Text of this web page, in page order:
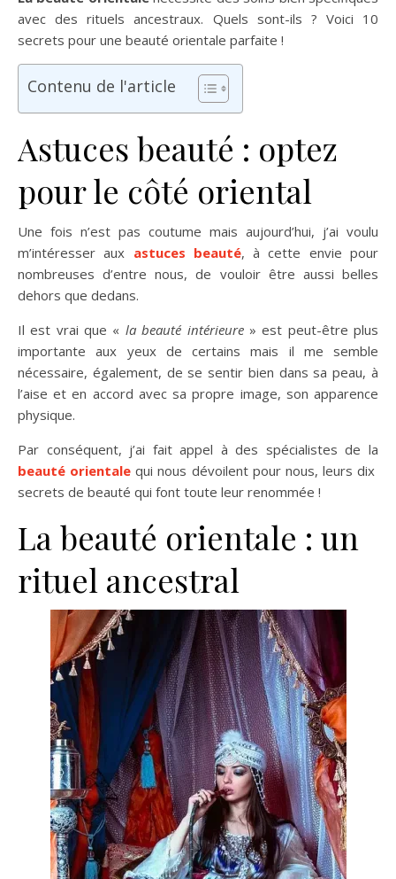
avec des rituels ancestraux. Quels sont-ils ? Voici 10
secrets pour une beauté orientale parfaite !
Contenu de l'article
Astuces beauté : optez
pour le côté oriental
Une fois n’est pas coutume mais aujourd’hui, j’ai voulu
m’intéresser aux astuces beauté, à cette envie pour
nombreuses d’entre nous, de vouloir être aussi belles
dehors que dedans.
Il est vrai que « la beauté intérieure» est peut-être plus
importante aux yeux de certains mais il me semble
nécessaire, également, de se sentir bien dans sa peau, à
l’aise et en accord avec sa propre image, son apparence
physique.
Par conséquent, j’ai fait appel à des spécialistes de la
beauté orientale qui nous dévoilent pour nous, leurs dix
secrets de beauté qui font toute leur renommée !
La beauté orientale : un
rituel ancestral